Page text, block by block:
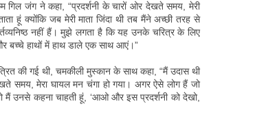
गिल जंग ने कहा, “प्रदर्शनी के चारों ओर देखते समय, मेरी
हूं क्योंकि जब मेरी माता जिंदा थी तब मैंने अच्छी तरह से
नहीं हैं। मुझे लगता है कि यह उनके चरित्र के लिए
और बच्चे हाथों में हाथ डाले एक साथ आएं।”
की गई थी, चमकीली मुस्कान के साथ कहा, “मैं उदास थी
समय, मेरा घायल मन चंगा हो गया। अगर ऐसे लोग हैं जो
मैं उनसे कहना चाहती हूं, ‘आओ और इस प्रदर्शनी को देखो,